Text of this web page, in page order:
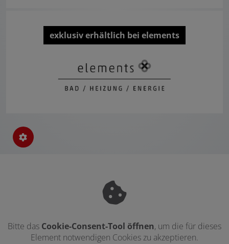
exklusiv erhältlich bei elements
Bitte das Cookie-Consent-Tool öffnen, um die für dieses
Element notwendigen Cookies zu akzeptieren.